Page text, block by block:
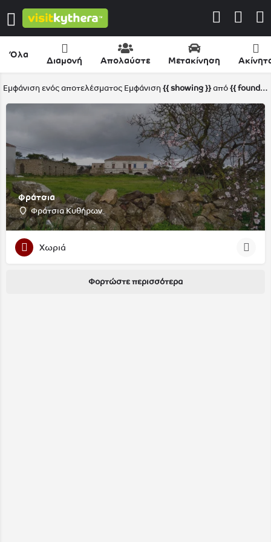
Όλα
Διαμονή Απολαύστε Μετακίνηση
Εμφάνιση ενός αποτελέσματος Εμφάνιση {{ showing }}από {{ foundPosts }}
Φράτσια
Φράτσια Κυθήρων
Χωριά
Φορτώστε περισσότερα